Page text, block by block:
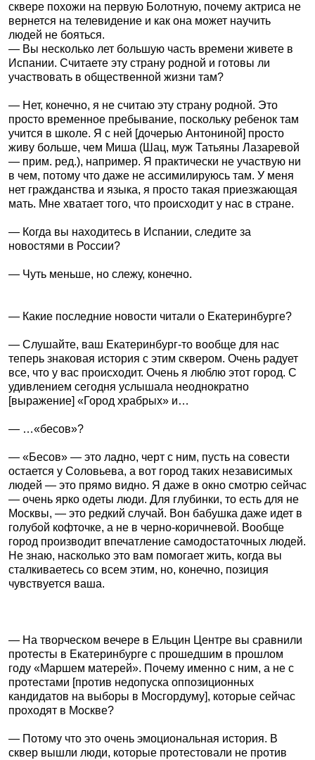
сквере похожи на первую Болотную, почему актриса не
вернется на телевидение и как она может научить
людей не бояться.
— Вы несколько лет большую часть времени живете в
Испании. Считаете эту страну родной и готовы ли
участвовать в общественной жизни там?
— Нет, конечно, я не считаю эту страну родной. Это
просто временное пребывание, поскольку ребенок там
учится в школе. Я с ней [дочерью Антониной] просто
живу больше, чем Миша (Шац, муж Татьяны Лазаревой
— прим. ред.), например. Я практически не участвую ни
в чем, потому что даже не ассимилируюсь там. У меня
нет гражданства и языка, я просто такая приезжающая
мать. Мне хватает того, что происходит у нас в стране.
— Когда вы находитесь в Испании, следите за
новостями в России?
— Чуть меньше, но слежу, конечно.
— Какие последние новости читали о Екатеринбурге?
— Слушайте, ваш Екатеринбург-то вообще для нас
теперь знаковая история с этим сквером. Очень радует
все, что у вас происходит. Очень я люблю этот город. С
удивлением сегодня услышала неоднократно
[выражение] «Город храбрых» и…
— …«бесов»?
— «Бесов» — это ладно, черт с ним, пусть на совести
остается у Соловьева, а вот город таких независимых
людей — это прямо видно. Я даже в окно смотрю сейчас
— очень ярко одеты люди. Для глубинки, то есть для не
Москвы, — это редкий случай. Вон бабушка даже идет в
голубой кофточке, а не в черно-коричневой. Вообще
город производит впечатление самодостаточных людей.
Не знаю, насколько это вам помогает жить, когда вы
сталкиваетесь со всем этим, но, конечно, позиция
чувствуется ваша.
— На творческом вечере в Ельцин Центре вы сравнили
протесты в Екатеринбурге с прошедшим в прошлом
году «Маршем матерей». Почему именно с ним, а не с
протестами [против недопуска оппозиционных
кандидатов на выборы в Мосгордуму], которые сейчас
проходят в Москве?
— Потому что это очень эмоциональная история. В
сквер вышли люди, которые протестовали не против